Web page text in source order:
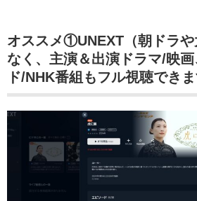
オススメ①UNEXT（朝ドラ
なく、主演＆出演ドラマ/映
ド/NHK番組もフル視聴できま